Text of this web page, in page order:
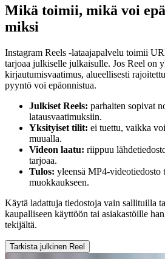
Mikä toimii, mikä voi
miksi
Instagram Reels -lataajapalvelu toimii
tarjoaa julkiselle julkaisulle. Jos Reel on
kirjautumisvaatimus, alueellisesti
pyyntö voi epäonnistua.
Julkiset Reels: parhaiten sopivat
latausvaatimuksiin.
Yksityiset tilit: ei tuettu, vaikka
muualla.
Videon laatu: riippuu
tarjoaa.
Tulos: yleensä MP4-videotiedosto
muokkaukseen.
Käytä ladattuja tiedostoja vain sallituilla
kaupalliseen käyttöön tai asiakastöille
tekijältä.
Tarkista julkinen Reel